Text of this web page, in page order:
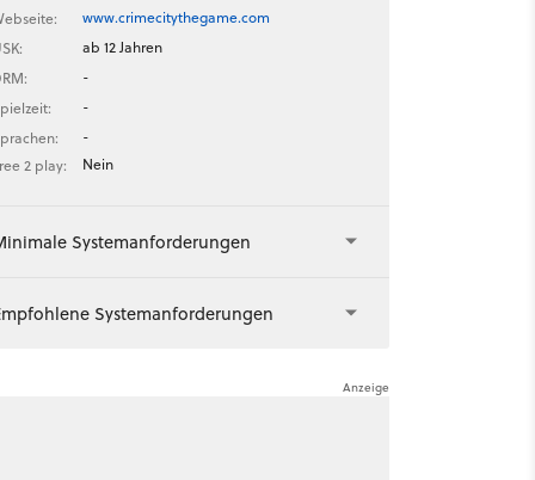
www.crimecitythegame.com
ab 12 Jahren
-
-
-
2 play:
Nein
Systemanforderungen
Systemanforderungen